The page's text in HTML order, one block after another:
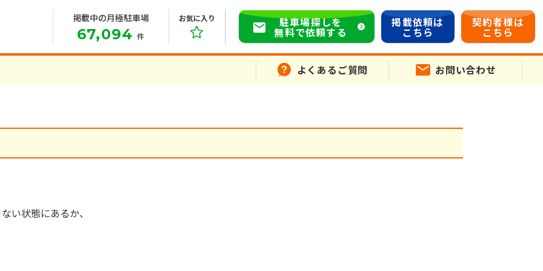
掲載中の月極駐車場
67,094 件
お気に入り 駐車場探しを
無料で依頼する
掲載依頼は
こちら
契約者様は
こちら
よくあるご質問 お問い合わせ
い状態にあるか、